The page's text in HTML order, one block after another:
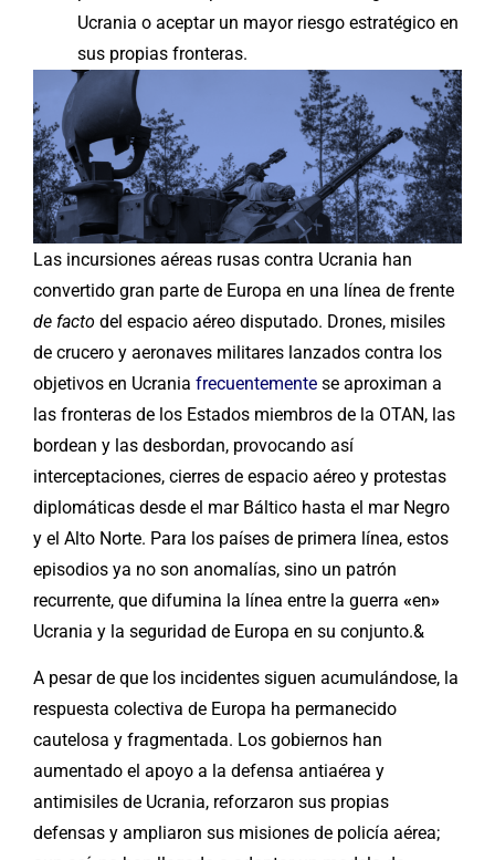
Ucrania o aceptar un mayor riesgo estratégico en
sus propias fronteras.
Las incursiones aéreas rusas contra Ucrania han
convertido gran parte de Europa en una línea de frente
de facto del espacio aéreo disputado. Drones, misiles
de crucero y aeronaves militares lanzados contra los
objetivos en Ucrania frecuentemente se aproximan a
las fronteras de los Estados miembros de la OTAN, las
bordean y las desbordan, provocando así
interceptaciones, cierres de espacio aéreo y protestas
diplomáticas desde el mar Báltico hasta el mar Negro
y el Alto Norte. Para los países de primera línea, estos
episodios ya no son anomalías, sino un patrón
recurrente, que difumina la línea entre la guerra «en»
Ucrania y la seguridad de Europa en su conjunto.&
A pesar de que los incidentes siguen acumulándose, la
respuesta colectiva de Europa ha permanecido
cautelosa y fragmentada. Los gobiernos han
aumentado el apoyo a la defensa antiaérea y
antimisiles de Ucrania, reforzaron sus propias
defensas y ampliaron sus misiones de policía aérea;